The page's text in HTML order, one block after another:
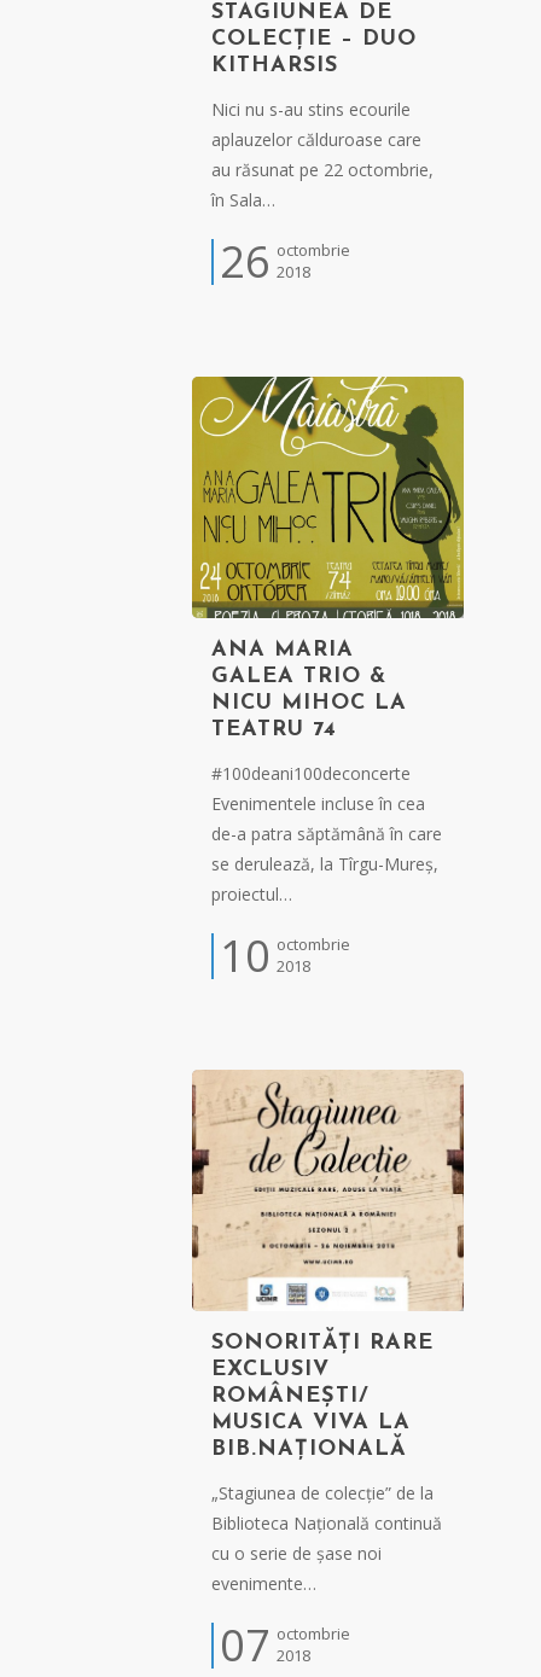
STAGIUNEA DE
COLECȚIE – DUO
KITHARSIS
Nici nu s-au stins ecourile
aplauzelor călduroase care
au răsunat pe 22 octombrie,
în Sala…
26 octombrie
2018
ANA MARIA
GALEA TRIO &
NICU MIHOC LA
TEATRU 74
#100deani100deconcerte
Evenimentele incluse în cea
de-a patra săptămână în care
se derulează, la Tîrgu-Mureș,
proiectul…
10 octombrie
2018
SONORITĂȚI RARE
EXCLUSIV
ROMÂNEȘTI/
MUSICA VIVA LA
BIB.NAȚIONALĂ
„Stagiunea de colecție” de la
Biblioteca Națională continuă
cu o serie de șase noi
evenimente…
07 octombrie
2018